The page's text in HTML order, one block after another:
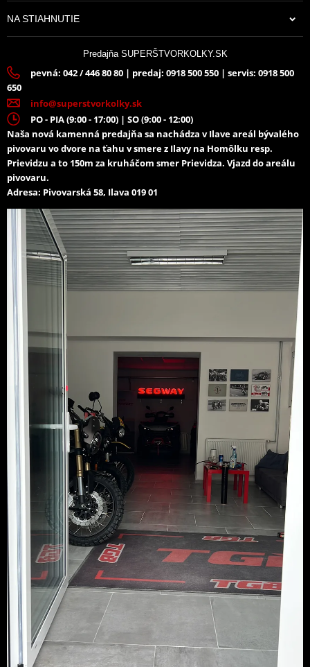
NA STIAHNUTIE
Predajňa SUPERŠTVORKOLKY.SK
pevná: 042 / 446 80 80 | predaj: 0918 500 550 | servis: 0918 500
650
info@superstvorkolky.sk
PO - PIA (9:00 - 17:00) | SO (9:00 - 12:00)
Naša nová kamenná predajňa sa nachádza v Ilave areál bývalého
pivovaru vo dvore na ťahu v smere z Ilavy na Homôlku resp.
Prievidzu a to 150m za kruháčom smer Prievidza. Vjazd do areálu
pivovaru.
Adresa: Pivovarská 58, Ilava 019 01